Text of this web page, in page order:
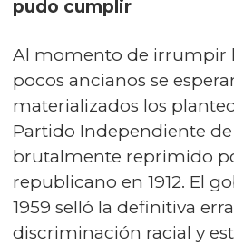
pudo cumplir
Al momento de irrumpir
pocos ancianos se
materializados los
Partido Independiente de
brutalmente reprimido
republicano en 1912. El
1959 selló la definitiva
discriminación racial y